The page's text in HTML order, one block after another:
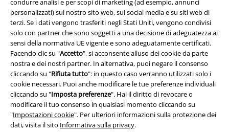
condurre analisi e per scopi di marketing (ad esempio, annunci
personalizzati) sul nostro sito web, sui social media e su siti web di
terzi. Se i dati vengono trasferiti negli Stati Uniti, vengono condivisi
solo con partner che sono soggetti a una decisione di adeguatezza ai
sensi della normativa UE vigente e sono adeguatamente certificati.
Facendo clic su "Accetto", si acconsente alluso dei cookie da parte
nostra e dei nostri partner. In alternativa, puoi negare il consenso
cliccando su "Rifiuta tutto": in questo caso verranno utilizzati solo i
cookie necessari. Puoi anche modificare le tue preferenze individuali
cliccando su "Imposta preferenze". Hai il diritto di revocare o
modificare il tuo consenso in qualsiasi momento cliccando su
"Impostazioni cookie". Per ulteriori informazioni sulla protezione dei
dati, visita il sito Informativa sulla privacy.
Legge sulla Privacy
Smaltimento rifiuti e protezione dell’ambiente
Dichiarazione di Conformità
Informazioni sull'accessibilità
Impostazioni cookie
Esercita Recesso